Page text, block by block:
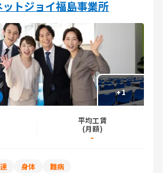
トジョイ福島事業所
+1
平均工賃
(月額)
-
身体 難病